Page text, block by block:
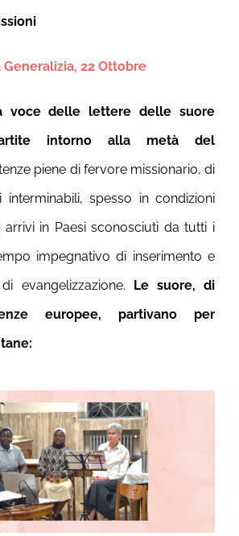
Generalizia, 22 Ottobre
voce delle lettere delle suore
intorno alla metà del
piene di fervore missionario, di
interminabili, spesso in condizioni
arrivi in Paesi sconosciuti da tutti i
impegnativo di inserimento e
evangelizzazione. Le suore, di
europee, partivano per